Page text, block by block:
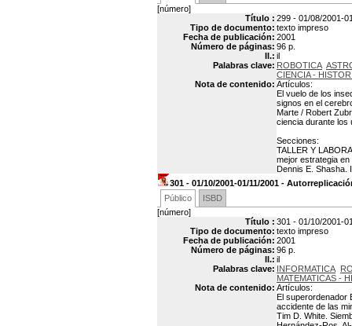
[número]
Título : 299 - 01/08/2001-
Tipo de documento: texto impreso
Fecha de publicación: 2001
Número de páginas: 96 p.
Il.: il
Palabras clave: ROBOTICA
CIENCIA -
Nota de contenido: Artículos:
El vuelo de los
signos en el
Marte / Robert
ciencia durante los
Secciones:
TALLER Y
mejor estrategia
Dennis E. Shasha.
301 - 01/10/2001-01/11/2001 -
Público
ISBD
[número]
Título : 301 - 01/10/2001-
Tipo de documento: texto impreso
Fecha de publicación: 2001
Número de páginas: 96 p.
Il.: il
Palabras clave: INFORMATICA
MATEMATICAS -
Nota de contenido: Artículos:
El superordenador
accidente de las
Tim D. White.